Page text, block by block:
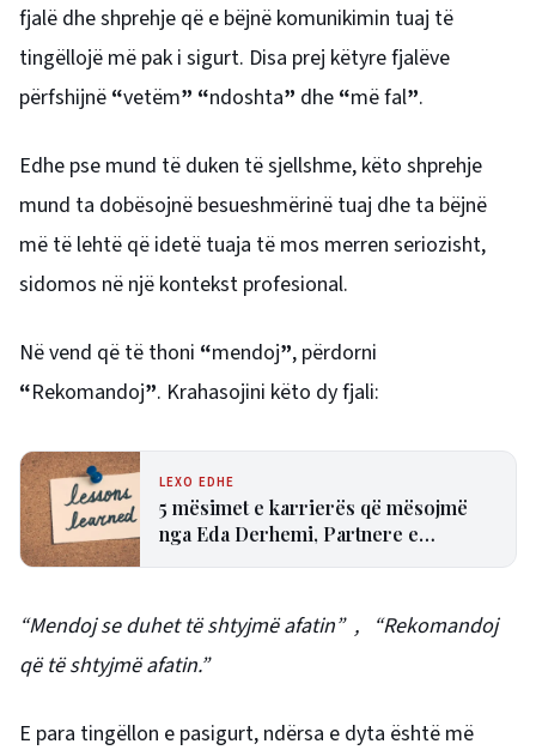
fjalë dhe shprehje që e bëjnë komunikimin tuaj të
tingëllojë më pak i sigurt. Disa prej këtyre fjalëve
përfshijnë “vetëm” “ndoshta” dhe “më fal”.
Edhe pse mund të duken të sjellshme, këto shprehje
mund ta dobësojnë besueshmërinë tuaj dhe ta bëjnë
më të lehtë që idetë tuaja të mos merren seriozisht,
sidomos në një kontekst profesional.
Në vend që të thoni “mendoj”, përdorni
“Rekomandoj”. Krahasojini këto dy fjali:
LEXO EDHE
5 mësimet e karrierës që mësojmë
nga Eda Derhemi, Partnere e
“Mendoj se duhet të shtyjmë afatin” , “Rekomandoj
që të shtyjmë afatin.”
E para tingëllon e pasigurt, ndërsa e dyta është më